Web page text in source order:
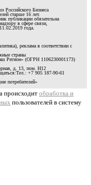
Российского Бизнеса
старше 16 лет.
публикации обязательна
в сфере связи,
года.
реклама в соответствии с
страны
Регион» (ОГРН 1106230001173)
д. 13, пом. Н12
+7 905 187-90-61
потребителей»
происходит обработка и
пользователей в систему